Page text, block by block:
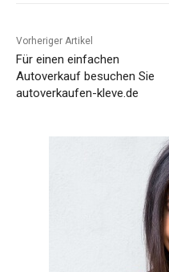
Vorheriger Artikel
Für einen einfachen
Autoverkauf besuchen Sie
autoverkaufen-kleve.de